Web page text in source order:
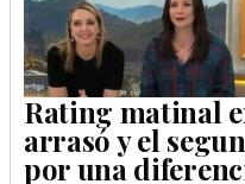
Rating matinal
arrasó y el
por una